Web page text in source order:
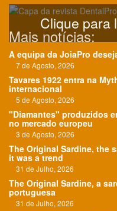
Clique para
Mais notícias:
A equipa da JoiaPro
7 de Agosto, 2026
Tavares 1922 entra na
internacional
5 de Agosto, 2026
"Diamantes" produzidos
no mercado europeu
3 de Agosto, 2026
The Original Sardine, the
it was a trend
31 de Julho, 2026
The Original Sardine, a
portuguesa
31 de Julho, 2026